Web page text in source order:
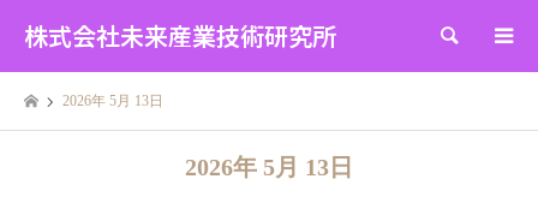
株式会社未来産業技術研究所 検索
2026年 5月 13日
2026年 5月 13日